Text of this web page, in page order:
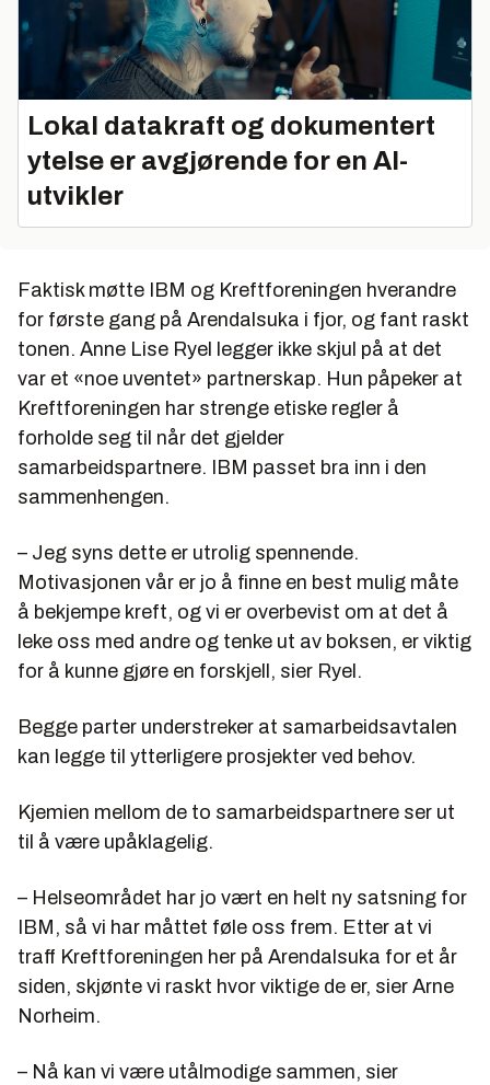
Lokal datakraft og dokumentert
ytelse er avgjørende for en AI-
utvikler
Faktisk møtte IBM og Kreftforeningen hverandre
for første gang på Arendalsuka i fjor, og fant raskt
tonen. Anne Lise Ryel legger ikke skjul på at det
var et «noe uventet» partnerskap. Hun påpeker at
Kreftforeningen har strenge etiske regler å
forholde seg til når det gjelder
samarbeidspartnere. IBM passet bra inn i den
sammenhengen.
– Jeg syns dette er utrolig spennende.
Motivasjonen vår er jo å finne en best mulig måte
å bekjempe kreft, og vi er overbevist om at det å
leke oss med andre og tenke ut av boksen, er viktig
for å kunne gjøre en forskjell, sier Ryel.
Begge parter understreker at samarbeidsavtalen
kan legge til ytterligere prosjekter ved behov.
Kjemien mellom de to samarbeidspartnere ser ut
til å være upåklagelig.
– Helseområdet har jo vært en helt ny satsning for
IBM, så vi har måttet føle oss frem. Etter at vi
traff Kreftforeningen her på Arendalsuka for et år
siden, skjønte vi raskt hvor viktige de er, sier Arne
Norheim.
– Nå kan vi være utålmodige sammen, sier